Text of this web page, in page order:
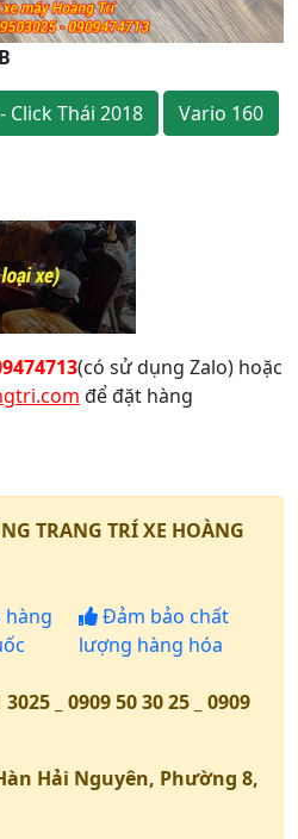
Click Thái 2018 Vario 160
(có sử dụng Zalo) hoặc
để đặt hàng
TRANG TRÍ XE HOÀNG
hàng
Đảm bảo chất
lượng hàng hóa
_ 0909 50 30 25 _ 0909
Hải Nguyên, Phường 8,